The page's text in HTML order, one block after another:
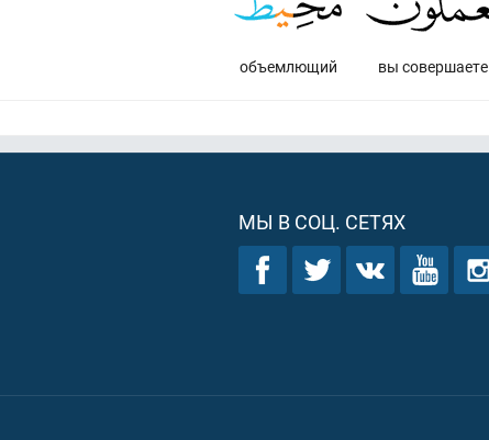
вы совершаете
объемлющий
МЫ В СОЦ. СЕТЯХ